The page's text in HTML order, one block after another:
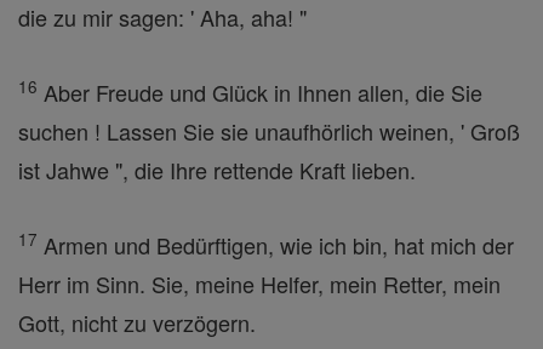
die zu mir sagen: ' Aha, aha! "
16 Aber Freude und Glück in Ihnen allen, die Sie
suchen ! Lassen Sie sie unaufhörlich weinen, ' Groß
ist Jahwe ", die Ihre rettende Kraft lieben.
17 Armen und Bedürftigen, wie ich bin, hat mich der
Herr im Sinn. Sie, meine Helfer, mein Retter, mein
Gott, nicht zu verzögern.